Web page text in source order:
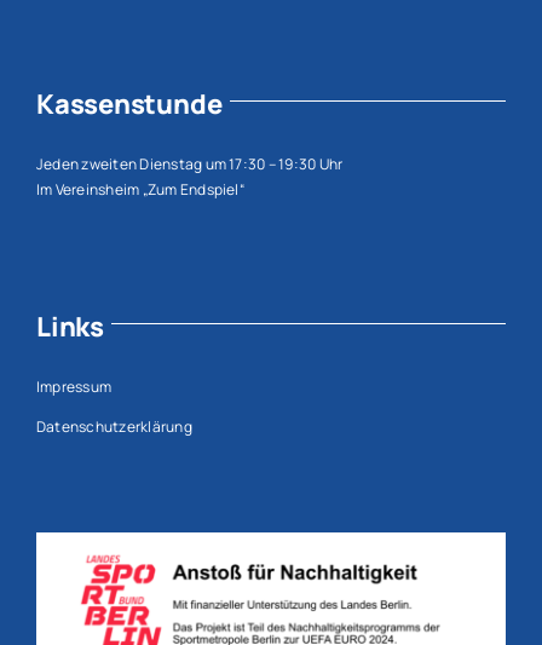
Kassenstunde
Jeden zweiten Dienstag um 17:30 – 19:30 Uhr
Im Vereinsheim „Zum Endspiel“
Links
Impressum
Datenschutzerklärung